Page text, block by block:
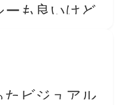
も良いけど、
POLA春節事例
ビジュアル、